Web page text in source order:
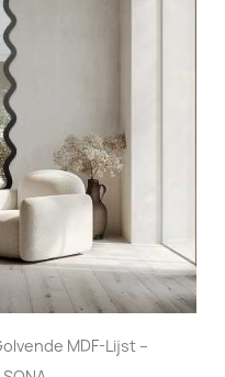
MDF-Lijst –